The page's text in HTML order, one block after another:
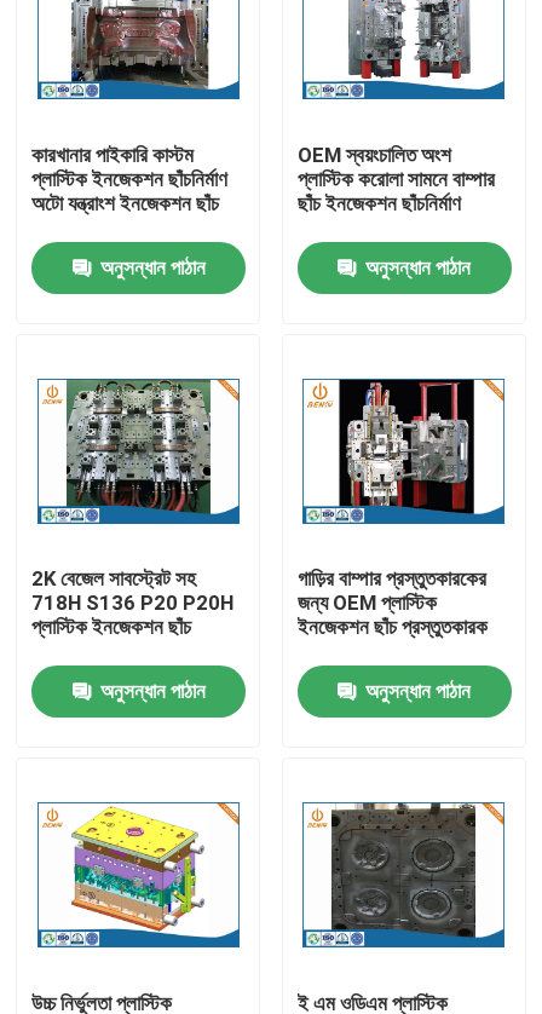
পণ্য
আমাদের সম্পর্কে
মান নিয়ন্ত্রণ
আমাদের সাথে যোগাযোগ করুন
অ্যালুমিনিয়াম ডাই ঢালাই
ইভি খুচরা যন্ত্রাংশ
CNC মেশিনিং যন্ত্রাংশ
কারখানার পাইকারি কাস্টম
প্লাস্টিক ইনজেকশন ছাঁচনির্মাণ
অটো যন্ত্রাংশ ইনজেকশন ছাঁচ
অনুসন্ধান পাঠান
OEM স্বয়ংচালিত অংশ
প্লাস্টিক করোলা সামনে বাম্পার
ছাঁচ ইনজেকশন ছাঁচনির্মাণ
অনুসন্ধান পাঠান
2K বেজেল সাবস্ট্রেট সহ
718H S136 P20 P20H
প্লাস্টিক ইনজেকশন ছাঁচ
অনুসন্ধান পাঠান
গাড়ির বাম্পার প্রস্তুতকারকের
জন্য OEM প্লাস্টিক
ইনজেকশন ছাঁচ প্রস্তুতকারক
অনুসন্ধান পাঠান
উচ্চ নির্ভুলতা প্লাস্টিক ই এম ওডিএম প্লাস্টিক